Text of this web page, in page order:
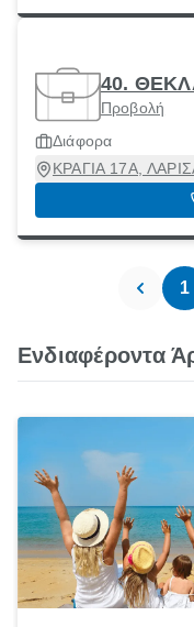
40.
Προβολή
Διάφορα
ΚΡΑΓΙΑ 17Α,
1
Ενδιαφέροντα